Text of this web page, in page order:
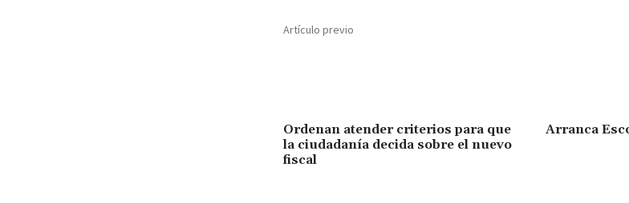
Artículo previo
Ordenan atender criterios para que
la ciudadanía decida sobre el nuevo